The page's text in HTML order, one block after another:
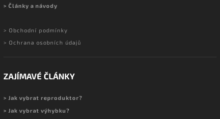
> Články a návody
> Obchodní podmínky
> Ochrana osobních údajů
ZAJÍMAVÉ ČLÁNKY
> Jak vybrat reproduktor?
> Jak vybrat výhybku?